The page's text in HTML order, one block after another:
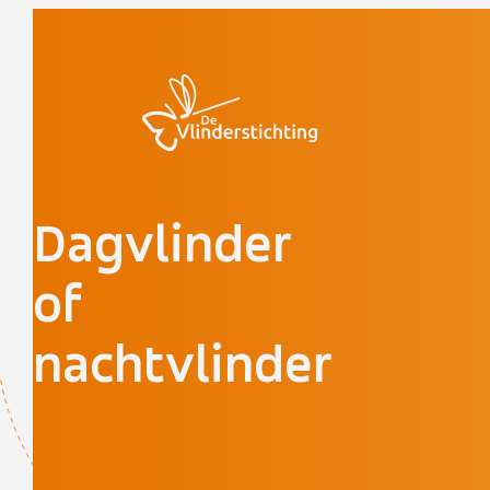
Dagvlinder
of
nachtvlinder